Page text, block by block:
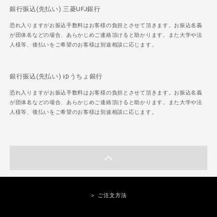
銀行振込(先払い) 三菱UFJ銀行
恐れ入りますがお振込手数料はお客様の負担とさせて頂きます。お振込名義
が団体名などの場合、あらかじめご連絡頂けると助かります。また大学や法
人様等、後払いをご希望のお客様は別途相談に応じます。
銀行振込(先払い) ゆうちょ銀行
恐れ入りますがお振込手数料はお客様の負担とさせて頂きます。お振込名義
が団体名などの場合、あらかじめご連絡頂けると助かります。また大学や法
人様等、後払いをご希望のお客様は別途相談に応じます。
＞ ご注文方法